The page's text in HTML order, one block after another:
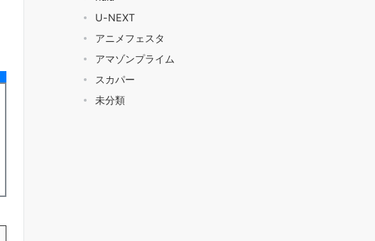
U-NEXT
アニメフェスタ
アマゾンプライム
スカパー
未分類